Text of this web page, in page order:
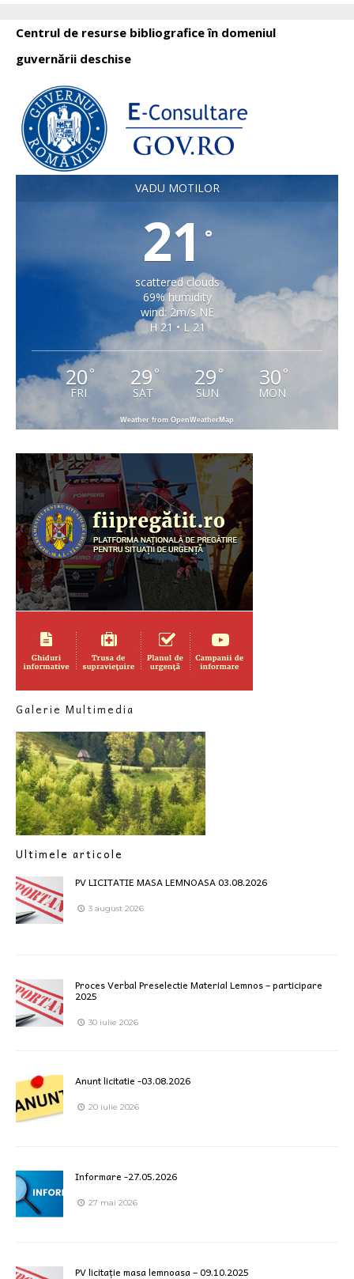
Centrul de resurse bibliografice în domeniul
guvernării deschise
VADU MOTILOR
21 °
scattered clouds
69% humidity
wind: 2m/s NE
H 21 • L 21
20 °
FRI
29 °
SAT
29°
SUN
30 °
MON
Weather from OpenWeatherMap
Galerie Multimedia
Ultimele articole
PV LICITATIE MASA LEMNOASA 03.08.2026
3 august 2026
Proces Verbal Preselectie Material Lemnos – participare
2025
30 iulie 2026
Anunt licitatie -03.08.2026
20 iulie 2026
Informare -27.05.2026
27 mai 2026
PV licitație masa lemnoasa – 09.10.2025